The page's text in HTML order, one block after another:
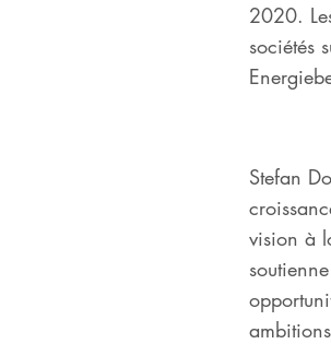
2020.
sociétés
Stefan
vision à